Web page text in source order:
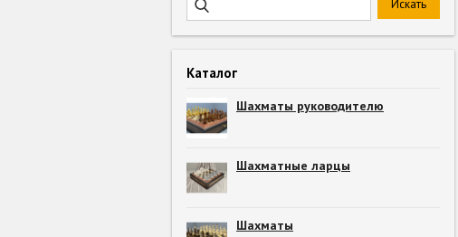
Каталог
Шахматы руководителю
Шахматные ларцы
Шахматы